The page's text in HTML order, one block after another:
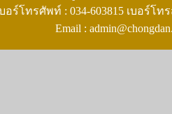
อร์โทรศัพท์ : 034-603815 เบอร์โท
Email :